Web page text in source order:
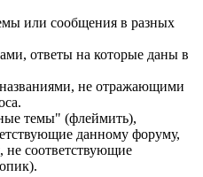
или сообщения в разных
ответы на которые даны в
не отражающими
темы" (флеймить),
данному форуму,
не соответствующие